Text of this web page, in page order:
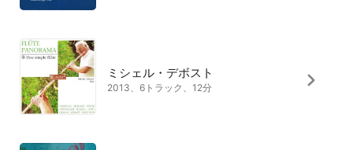
ミシェル・デボスト
2013、6トラック、12分